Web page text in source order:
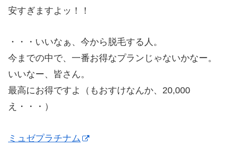
安すぎますよッ！！
・・・いいなぁ、今から脱毛する人。
今までの中で、一番お得なプランじゃないかなー。
いいなー、皆さん。
最高にお得ですよ（もおすけなんか、20,000
え・・・）
ミュゼプラチナム